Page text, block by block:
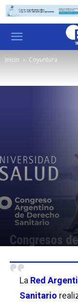
Inicio Coyuntura
Congresos
La Red
Sanitario